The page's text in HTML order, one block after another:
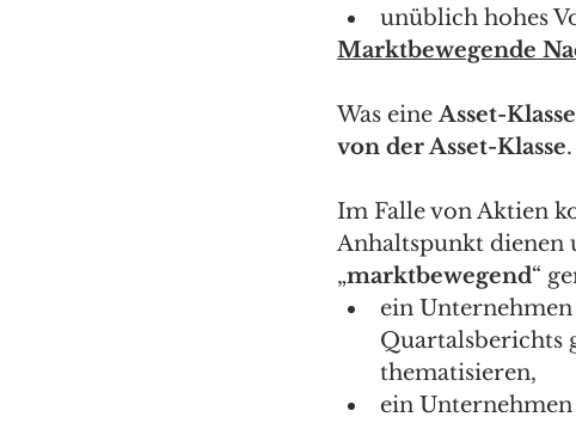
unüblich hohes
Marktbewegende
Was eine Asset-
von der Asset-Klasse.
Im Falle von Aktien
Anhaltspunkt dienen
„marktbewegend“
ein
Quartalsberichts
thematisieren,
ein